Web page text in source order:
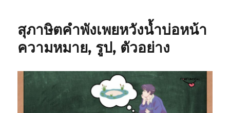
สุภาษิตคำพังเพยหวังน้ำบ่อหน้า
ความหมาย, รูป, ตัวอย่าง